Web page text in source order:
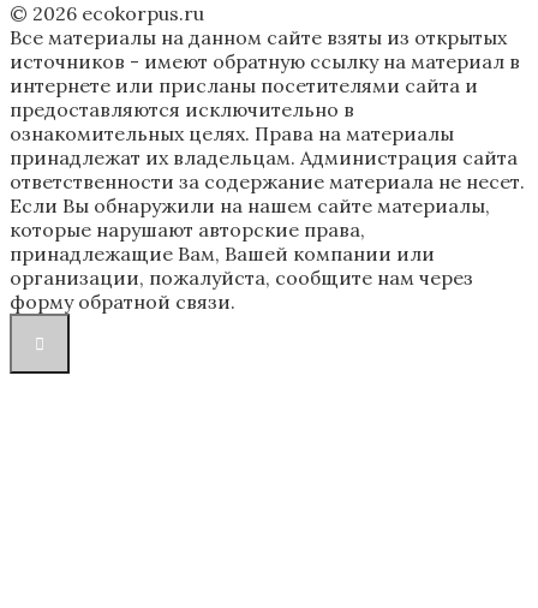
© 2026 ecokorpus.ru
Все материалы на данном сайте взяты из открытых
источников - имеют обратную ссылку на материал в
интернете или присланы посетителями сайта и
предоставляются исключительно в
ознакомительных целях. Права на материалы
принадлежат их владельцам. Администрация сайта
ответственности за содержание материала не несет.
Если Вы обнаружили на нашем сайте материалы,
которые нарушают авторские права,
принадлежащие Вам, Вашей компании или
организации, пожалуйста, сообщите нам через
форму обратной связи.